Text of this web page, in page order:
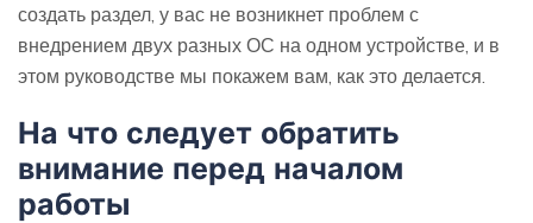
создать раздел, у вас не возникнет проблем с
внедрением двух разных ОС на одном устройстве, и в
этом руководстве мы покажем вам, как это делается.
На что следует обратить
внимание перед началом
работы